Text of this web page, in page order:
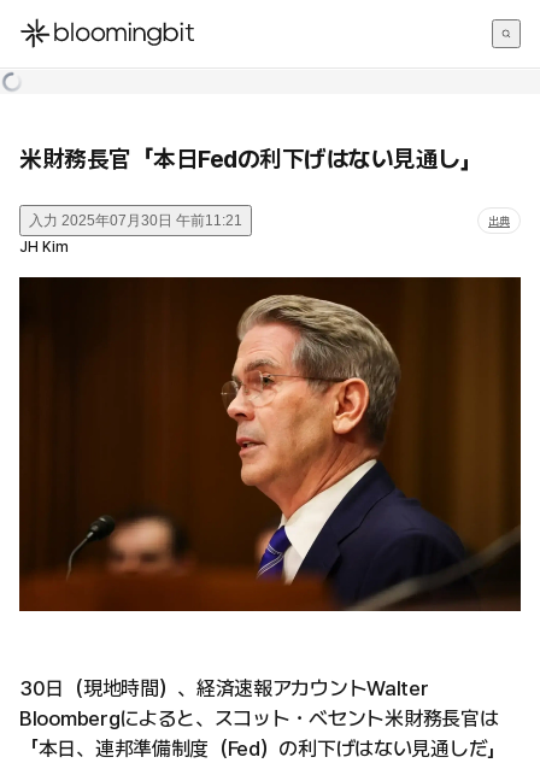
한국어
米財務長官「本日Fedの利下げはない見通し」
入力 2025年07月30日 午前11:21 出典
JH Kim
30日（現地時間）、経済速報アカウントWalter
Bloombergによると、スコット・ベセント米財務長官は
「本日、連邦準備制度（Fed）の利下げはない見通しだ」